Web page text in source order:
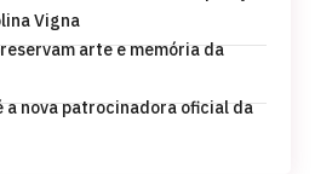
Vigna
arte e memória da
a nova patrocinadora oficial da